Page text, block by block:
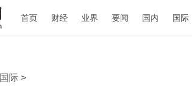
首页 财经 业界 要闻 国内 国际
国际 >